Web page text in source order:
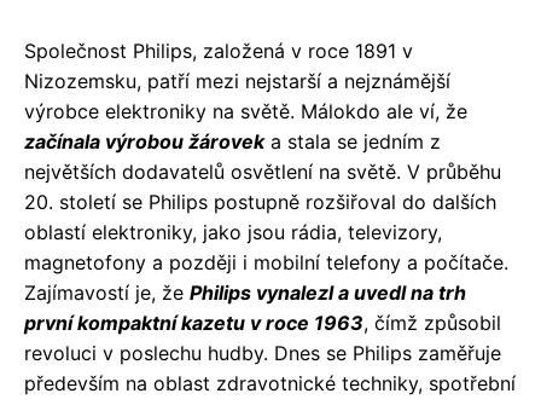
Společnost Philips, založená v roce 1891 v
Nizozemsku, patří mezi nejstarší a nejznámější
výrobce elektroniky na světě. Málokdo ale ví, že
začínala výrobou žároveka stala se jedním z
největších dodavatelů osvětlení na světě. V průběhu
20. století se Philips postupně rozšiřoval do dalších
oblastí elektroniky, jako jsou rádia, televizory,
magnetofony a později i mobilní telefony a počítače.
Zajímavostí je, že Philips vynalezl a uvedl na trh
první kompaktní kazetu v roce 1963, čímž způsobil
revoluci v poslechu hudby. Dnes se Philips zaměřuje
především na oblast zdravotnické techniky, spotřební